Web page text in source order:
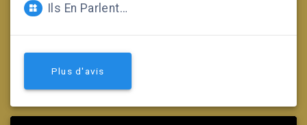
Ils En Parlent…
Plus d'avis